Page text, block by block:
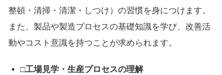
整頓・清掃・清潔・しつけ）の習慣を身につけます。
また、製品や製造プロセスの基礎知識を学び、改善活
動やコスト意識を持つことが求められます。
□工場見学・生産プロセスの理解